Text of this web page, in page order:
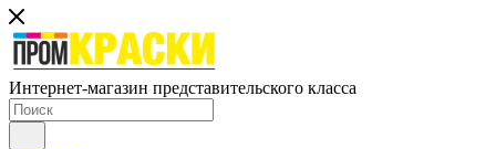
Интернет-магазин представительского класса